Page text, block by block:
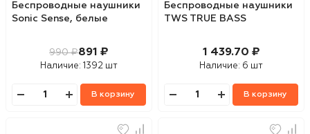
Беспроводные наушники
Sonic Sense, белые
990 ₽891 ₽
Наличие: 1392 шт
В корзину
Беспроводные наушники
TWS TRUE BASS
1 439.70 ₽
Наличие: 6 шт
В корзину